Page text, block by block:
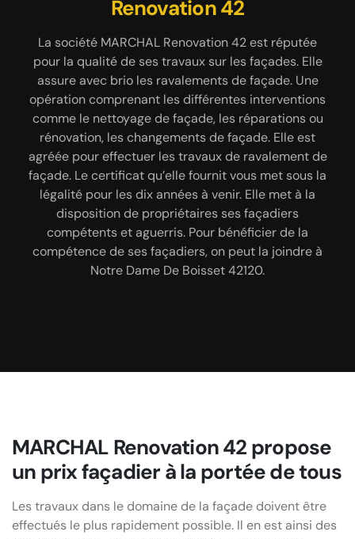
Renovation 42
La société MARCHAL Renovation 42 est réputée
pour la qualité de ses travaux sur les façades. Elle
assure avec brio les ravalements de façade. Une
opération comprenant les différentes interventions
comme le nettoyage de façade, les réparations ou
rénovation, les changements de façade. Elle est
agréée pour effectuer les travaux de ravalement de
façade. Le certificat qu’elle fournit vous met sous la
légalité pour les dix années à venir. Elle met à la
disposition de propriétaires ses façadiers
compétents et aguerris. Pour bénéficier de la
compétence de ses façadiers, on peut la joindre à
Notre Dame De Boisset 42120.
nettoyage de façade, faites appel à un façadier
professionnel que dispose MARCHAL Renovation
42 à Notre Dame De Boisset 42120. Pour tous ce qui
sont présents dans cette localité, ce façadier vous
propose des services de qualité avec garantie pour
les travaux de ravalement de façade en particulier.
C’est l’entreprise à contacter au vas où voulez d’un
travail soigné à des prix abordables.
travaux de réparation, rénovation ou changement
leur qualité. Il met ses aptitudes à la disposition de
propriétaires dans le département 42120. Pour
connaître les coûts de l’intervention, demandez à
l’artisan d’établir un devis. Déposer la demande au
siège à Notre Dame De Boisset ou sur le site web. Il
établit un devis détaillé. Le devis indique les prix
des divers matériaux utilisés et leur quantité. Le
devis est 100 % gratuit et sans engagement.
MARCHAL Renovation 42 propose
un prix façadier à la portée de tous
Les travaux dans le domaine de la façade doivent être
effectués le plus rapidement possible. Il en est ainsi des